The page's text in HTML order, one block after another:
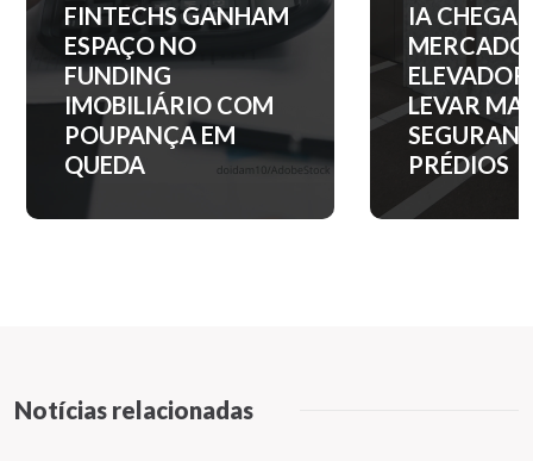
IA CHEGA AO
MERCADO DE
ELEVADORES PARA
LEVAR MAIS
SEGURANÇA AOS
PRÉDIOS
QUANTO
ENTRADA
NOS
BAIRROS
PAULO?
Notícias relacionadas